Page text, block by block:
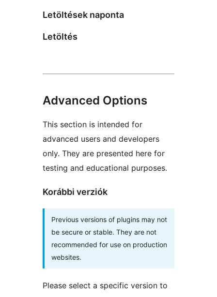
Letöltések naponta
Letöltés
Advanced Options
This section is intended for
advanced users and developers
only. They are presented here for
testing and educational purposes.
Korábbi verziók
Previous versions of plugins may not
be secure or stable. They are not
recommended for use on production
websites.
Please select a specific version to